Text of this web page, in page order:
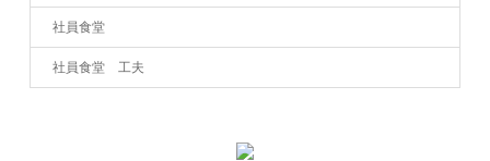
社員食堂
社員食堂 工夫